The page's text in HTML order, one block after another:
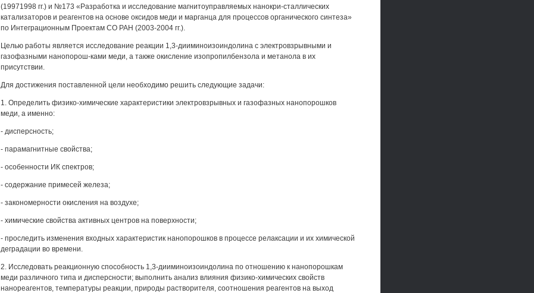
(19971998 гг.) и №173 «Разработка и исследование магнитоуправляемых нанокри-сталлических
катализаторов и реагентов на основе оксидов меди и марганца для процессов органического синтеза»
по Интеграционным Проектам СО РАН (2003-2004 гг.).
Целью работы является исследование реакции 1,3-дииминоизоиндолина с электровзрывными и
газофазными нанопорош-ками меди, а также окисление изопропилбензола и метанола в их
присутствии.
Для достижения поставленной цели необходимо решить следующие задачи:
1. Определить физико-химические характеристики электровзрывных и газофазных нанопорошков
меди, а именно:
- дисперсность;
- парамагнитные свойства;
- особенности ИК спектров;
- содержание примесей железа;
- закономерности окисления на воздухе;
- химические свойства активных центров на поверхности;
- проследить изменения входных характеристик нанопорошков в процессе релаксации и их химической
деградации во времени.
2. Исследовать реакционную способность 1,3-дииминоизоиндолина по отношению к нанопорошкам
меди различного типа и дисперсности; выполнить анализ влияния физико-химических свойств
нанореагентов, температуры реакции, природы растворителя, соотношения реагентов на выход